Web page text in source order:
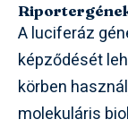
A luciferáz
képződését
körben
molekuláris